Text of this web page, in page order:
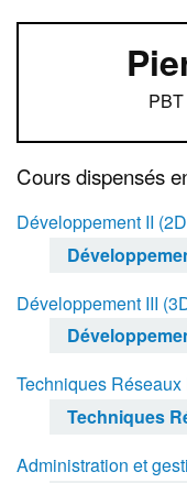
PBT
Cours dispensés
Développement II
Développement III
Techniques Réseaux
Techniques
Administration et